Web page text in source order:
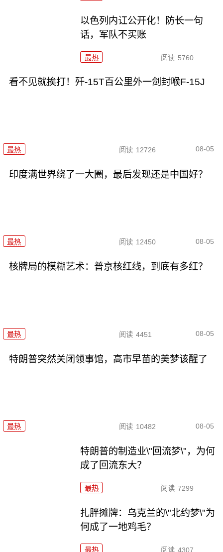
以色列内讧公开化！防长一句
话，军队不买账
最热 阅读 5760
看不见就挨打！歼-15T百公里外一剑封喉F-15J
最热 阅读 12726 08-05
印度满世界绕了一大圈，最后发现还是中国好？
最热 阅读 12450 08-05
核牌局的模糊艺术：普京核红线，到底有多红？
最热 阅读 4451 08-05
特朗普突然关闭领事馆，高市早苗的美梦该醒了
最热 阅读 10482 08-05
特朗普的制造业\"回流梦\"，为何
成了回流东大？
最热 阅读 7299
扎胖摊牌：乌克兰的\"北约梦\"为
何成了一地鸡毛？
最热 阅读 4307